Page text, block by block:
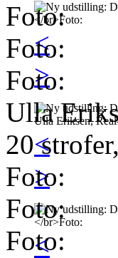
<
>
<
>
<
Foto:
Foto:
Foto:
Ulla
20
Foto:
Foto:
Foto: